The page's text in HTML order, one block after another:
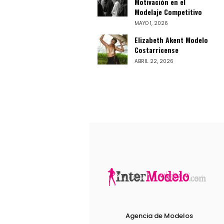
Modelaje Competitivo
MAYO 1, 2026
Elizabeth Akent Modelo
Costarricense
ABRIL 22, 2026
Agencia de Modelos